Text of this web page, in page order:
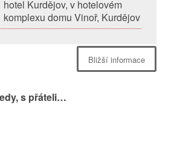
hotel Kurdějov, v hotelovém
komplexu domu Vinoř, Kurdějov
Bližší informace
s přáteli…